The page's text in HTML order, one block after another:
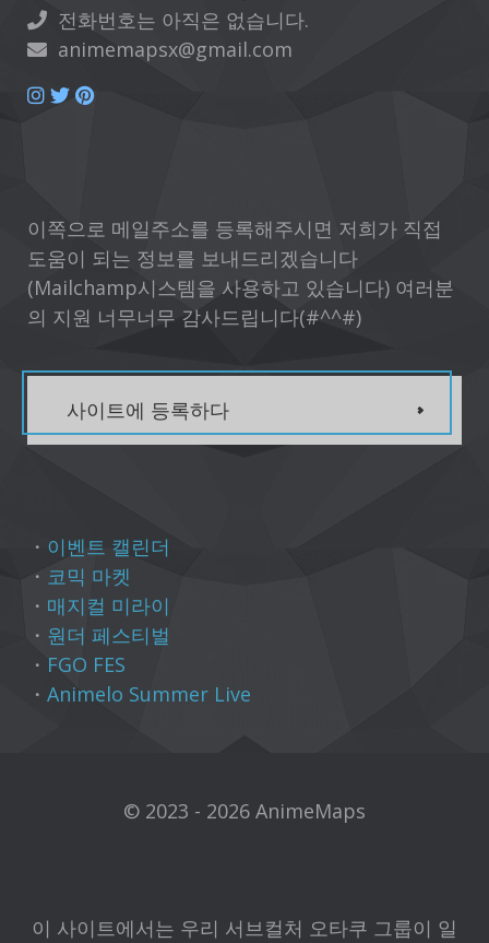
전화번호는 아직은 없습니다.
animemapsx@gmail.com
이쪽으로 메일주소를 등록해주시면 저희가 직접
도움이 되는 정보를 보내드리겠습니다
(Mailchamp시스템을 사용하고 있습니다) 여러분
의 지원 너무너무 감사드립니다(#^^#)
사이트에 등록하다
・ 이벤트 캘린더
・ 코믹 마켓
・ 매지컬 미라이
・ 원더 페스티벌
・ FGO FES
・ Animelo Summer Live
© 2023 - 2026 AnimeMaps
이 사이트에서는 우리 서브컬처 오타쿠 그룹이 일